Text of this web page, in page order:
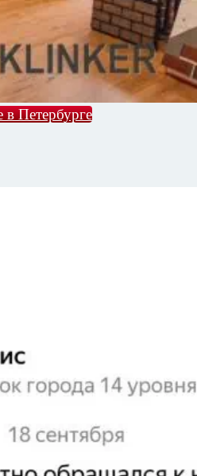
Петербурге